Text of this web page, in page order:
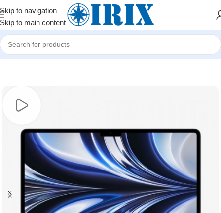
Skip to navigation
Skip to main content
Home/Shop/Noutbuklar